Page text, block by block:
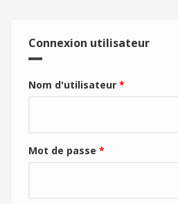
Connexion utilisateur
Nom d'utilisateur *
Mot de passe *